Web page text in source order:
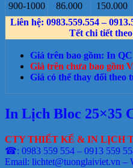
900-1000
86.000 150.000
Liên hệ: 0983.559.554 –
Tết chi tiết
Giá trên bao gồm: In
Giá trên chưa bao gồm
Giá có thể thay đổi theo
In Lịch Bloc 25×35
CTY THIẾT KẾ & IN LỊCH
☎: 0983 559 554 – 0913 559
Email: lichtet@tuonglaiviet.vn –